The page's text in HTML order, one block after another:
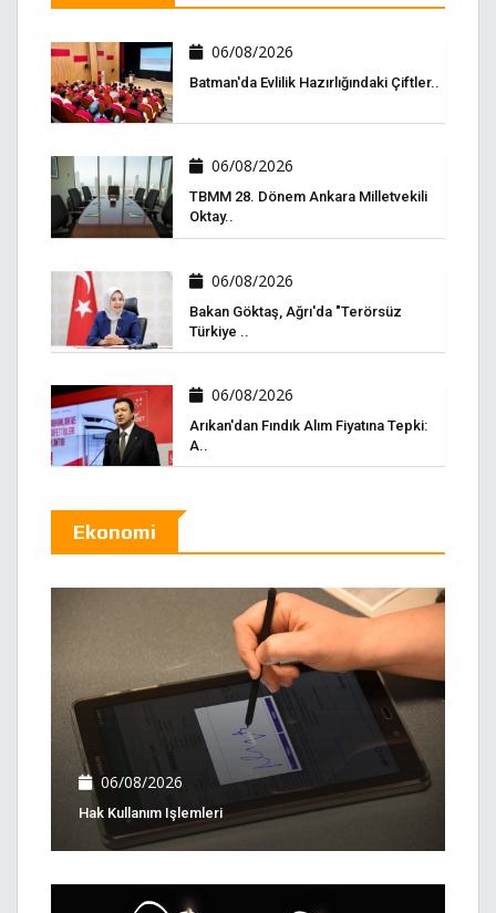
06/08/2026
Batman'da Evlilik Hazırlığındaki Çiftler..
06/08/2026
TBMM 28. Dönem Ankara Milletvekili
Oktay..
06/08/2026
Bakan Göktaş, Ağrı'da "Terörsüz
Türkiye ..
06/08/2026
Arıkan'dan Fındık Alım Fiyatına Tepki:
A..
Ekonomi
06/08/2026
Hak Kullanım Işlemleri